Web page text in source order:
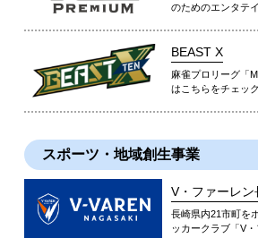
のためのエンタテ
BEAST X
麻雀プロリーグ「
はこちらをチェック
スポーツ・地域創生事業
V・ファーレン
長崎県内21市町を
ッカークラブ「V・